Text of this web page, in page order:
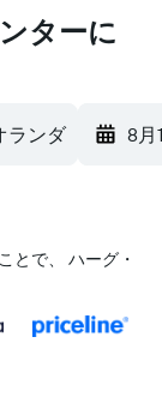
ターに
ランダ 8月
とで、 ハーグ・